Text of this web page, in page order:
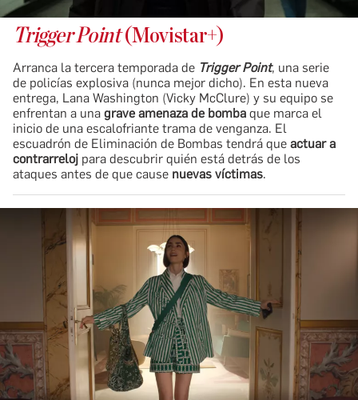
Trigger Point(Movistar+)
Arranca la tercera temporada de Trigger Point, una serie
de policías explosiva (nunca mejor dicho). En esta nueva
entrega, Lana Washington (Vicky McClure) y su equipo se
enfrentan a una grave amenaza de bomba que marca el
inicio de una escalofriante trama de venganza. El
escuadrón de Eliminación de Bombas tendrá que actuar a
contrarreloj para descubrir quién está detrás de los
ataques antes de que cause nuevas víctimas.